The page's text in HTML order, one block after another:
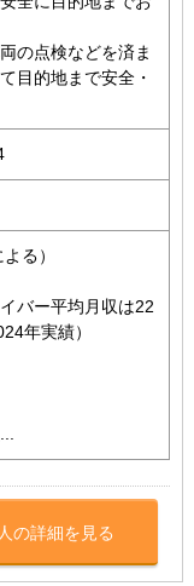
の点検などを済ま
目的地まで安全・
る）
バー平均月収は22
年実績）
の詳細を見る